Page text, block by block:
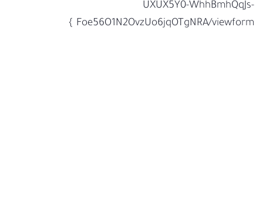
UXUX5Y0-WhhBmhQqJs-
Foe56O1N2OvzUo6jqOTgNRA/viewform }